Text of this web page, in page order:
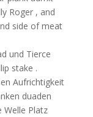
Roger , and
side of meat
und Tierce
stake .
Aufrichtigkeit
duaden
Welle Platz